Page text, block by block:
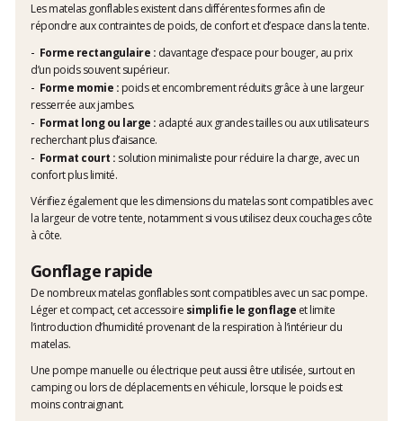
Les matelas gonflables existent dans différentes formes afin de
répondre aux contraintes de poids, de confort et d’espace dans la tente.
Forme rectangulaire : davantage d’espace pour bouger, au prix
d’un poids souvent supérieur.
Forme momie : poids et encombrement réduits grâce à une largeur
resserrée aux jambes.
Format long ou large : adapté aux grandes tailles ou aux utilisateurs
recherchant plus d’aisance.
Format court : solution minimaliste pour réduire la charge, avec un
confort plus limité.
Vérifiez également que les dimensions du matelas sont compatibles avec
la largeur de votre tente, notamment si vous utilisez deux couchages côte
à côte.
Gonflage rapide
De nombreux matelas gonflables sont compatibles avec un sac pompe.
Léger et compact, cet accessoire simplifie le gonflage et limite
l’introduction d’humidité provenant de la respiration à l’intérieur du
matelas.
Une pompe manuelle ou électrique peut aussi être utilisée, surtout en
camping ou lors de déplacements en véhicule, lorsque le poids est
moins contraignant.